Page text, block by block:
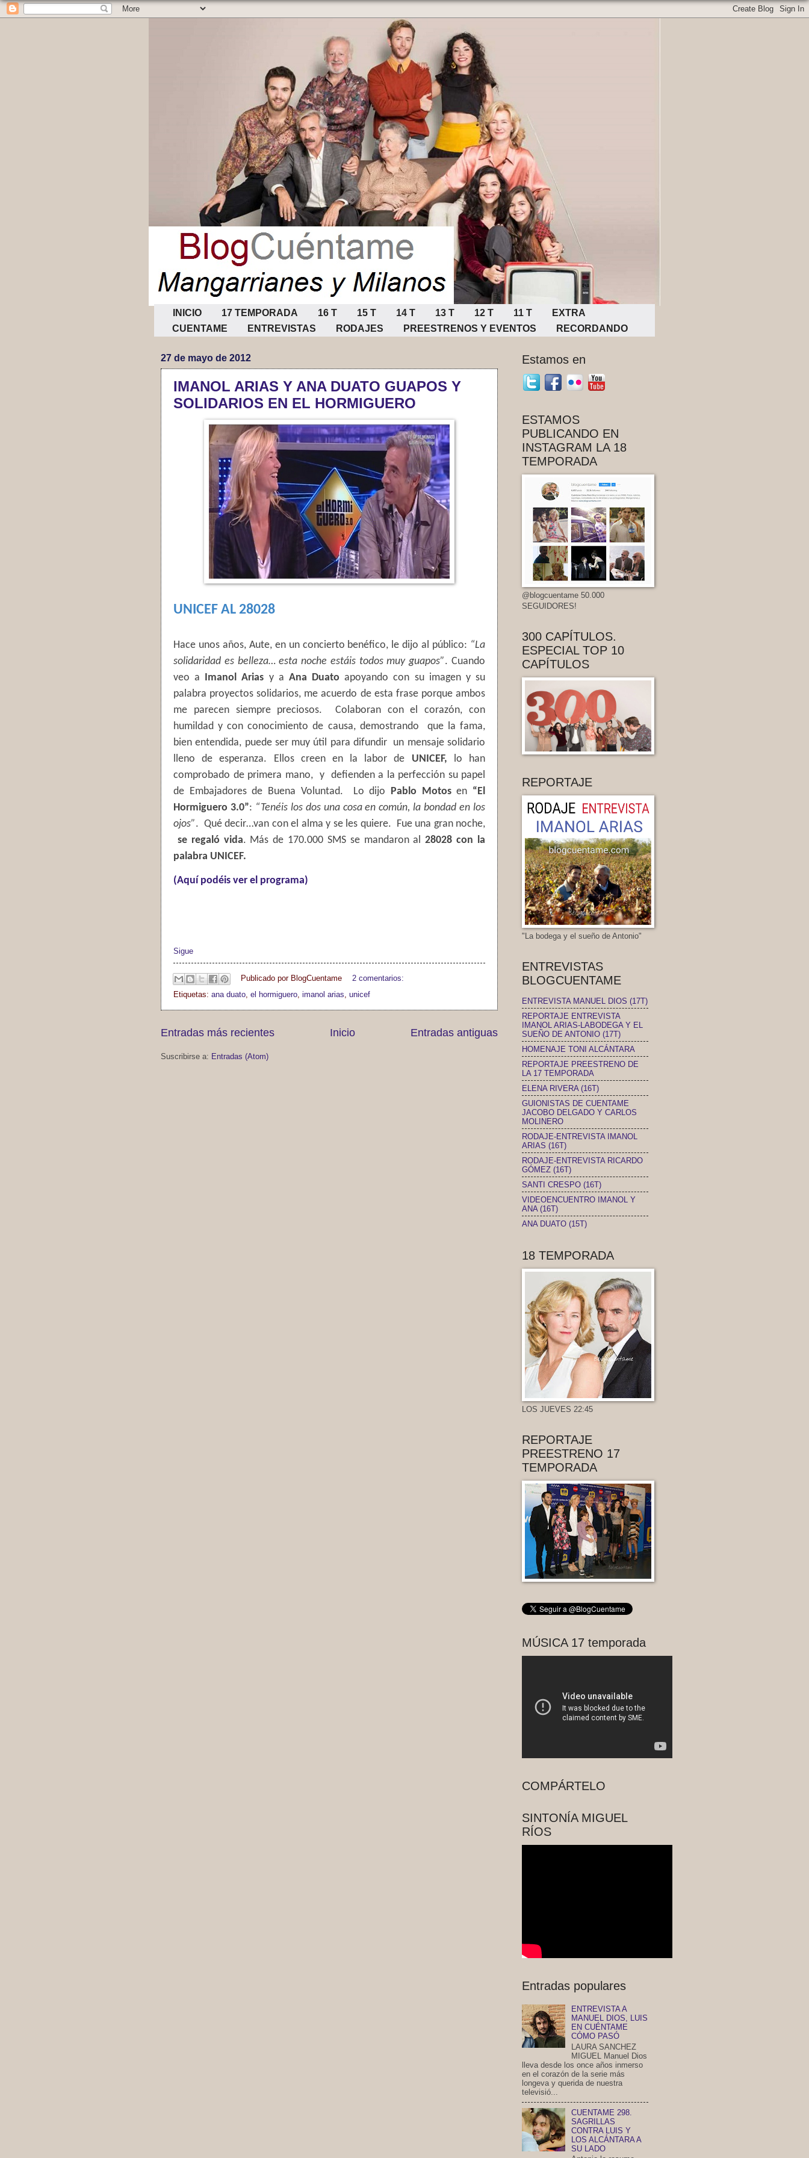
INICIO 17 TEMPORADA 16 T 15 T 14 T 13 T 12 T 11 T
EXTRA
CUENTAME
ENTREVISTAS RODAJES PREESTRENOS Y EVENTOS RECORDANDO
27 de mayo de 2012
IMANOL ARIAS Y ANA DUATO GUAPOS Y
SOLIDARIOS EN EL HORMIGUERO
UNICEF AL 28028
Hace unos años, Aute, en un concierto benéfico, le dijo al público: “La
solidaridad es belleza… esta noche estáis todos muy guapos”. Cuando
veo a Imanol Arias y a Ana Duato apoyando con su imagen y su
palabra proyectos solidarios, me acuerdo de esta frase porque ambos
me parecen siempre preciosos.
Colaboran con el corazón, con
humildad y con conocimiento de causa, demostrando
que la fama,
bien entendida, puede ser muy útil para difundir un mensaje solidario
lleno de esperanza. Ellos creen en la labor de UNICEF, lo han
comprobado de primera mano,
y defienden a la perfección su papel
de Embajadores de Buena Voluntad.
Lo dijo Pablo Motosen “El
Hormiguero 3.0”: “Tenéis los dos una cosa en común, la bondad en los
ojos”. Qué decir…van con el alma y se les quiere. Fue una gran noche,
se regaló vida. Más de 170.000 SMS se mandaron al28028 con la
palabra UNICEF.
(Aquí podéis ver el programa)
Sigue
Publicado por BlogCuentame
2 comentarios:
Etiquetas: ana duato el hormiguero imanol arias unicef
Entradas más recientes Entradas antiguas
Inicio
Suscribirse a: Entradas (Atom)
Estamos en
ESTAMOS
PUBLICANDO EN
INSTAGRAM LA 18
TEMPORADA
@blogcuentame 50.000
SEGUIDORES!
300 CAPÍTULOS.
ESPECIAL TOP 10
CAPÍTULOS
REPORTAJE
"La bodega y el sueño de Antonio"
ENTREVISTAS
BLOGCUENTAME
ENTREVISTA MANUEL DIOS (17T)
REPORTAJE ENTREVISTA
IMANOL ARIAS-LABODEGA Y EL
SUEÑO DE ANTONIO (17T)
HOMENAJE TONI ALCÁNTARA
REPORTAJE PREESTRENO DE
LA 17 TEMPORADA
ELENA RIVERA (16T)
GUIONISTAS DE CUENTAME
JACOBO DELGADO Y CARLOS
MOLINERO
RODAJE-ENTREVISTA IMANOL
ARIAS (16T)
RODAJE-ENTREVISTA RICARDO
GÓMEZ (16T)
SANTI CRESPO (16T)
VIDEOENCUENTRO IMANOL Y
ANA (16T)
ANA DUATO (15T)
18 TEMPORADA
LOS JUEVES 22:45
REPORTAJE
PREESTRENO 17
TEMPORADA
MÚSICA 17 temporada
COMPÁRTELO
SINTONÍA MIGUEL
RÍOS
Entradas populares
ENTREVISTA A
MANUEL DIOS, LUIS
EN CUÉNTAME
CÓMO PASÓ
LAURA SANCHEZ
MIGUEL Manuel Dios
lleva desde los once años inmerso
en el corazón de la serie más
longeva y querida de nuestra
televisió...
CUENTAME 298.
SAGRILLAS
CONTRA LUIS Y
LOS ALCÁNTARA A
SU LADO